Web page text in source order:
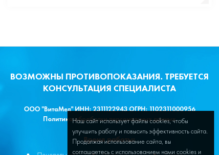
ВОЗМОЖНЫ ПРОТИВОПОКАЗАНИЯ. ТРЕБУЕТСЯ
КОНСУЛЬТАЦИЯ СПЕЦИАЛИСТА
ООО "ВитаМед" ИНН: 2311122943 ОГРН: 1102311000956
Политика обработки персональных данных
Время работы:
Наш сайт использует файлы cookies, чтобы
улучшить работу и повысить эффективность сайта.
Продолжая использование сайта, вы
соглашаетесь с использованием нами cookies и